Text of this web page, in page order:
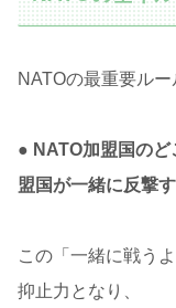
NATOの最重要ルー
● NATO加盟国の
盟国が一緒に反撃
この「一緒に戦う
抑止力となり、